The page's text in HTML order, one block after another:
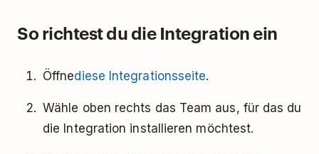
So richtest du die Integration ein
Öffnediese Integrationsseite.
Wähle oben rechts das Team aus, für das du
die Integration installieren möchtest.